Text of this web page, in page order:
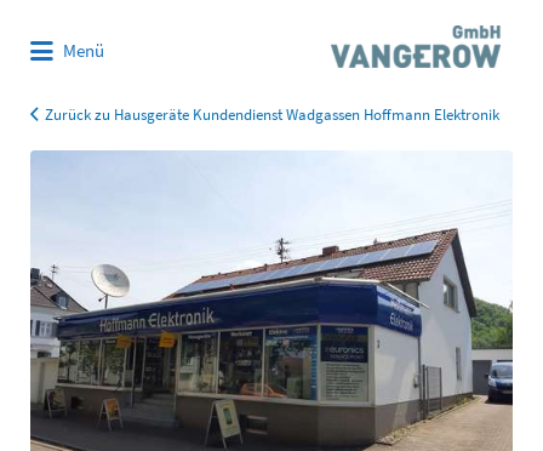
Menü
Zurück zu Hausgeräte Kundendienst Wadgassen Hoffmann Elektronik